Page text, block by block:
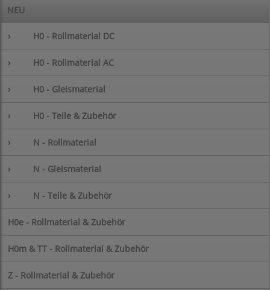
NEU
› H0 - Rollmaterial DC
› H0 - Rollmaterial AC
› H0 - Gleismaterial
› H0 - Teile & Zubehör
› N - Rollmaterial
› N - Gleismaterial
› N - Teile & Zubehör
H0e - Rollmaterial & Zubehör
H0m & TT - Rollmaterial & Zubehör
Z - Rollmaterial & Zubehör